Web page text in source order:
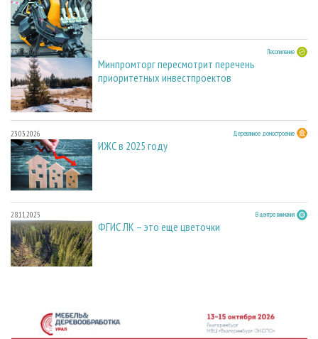
23.03.2026 Лесопиление
Минпромторг пересмотрит перечень
приоритетных инвестпроектов
23.03.2026 Деревянное домостроение
ИЖС в 2025 году
28.11.2025 В центре внимания
ФГИС ЛК – это еще цветочки